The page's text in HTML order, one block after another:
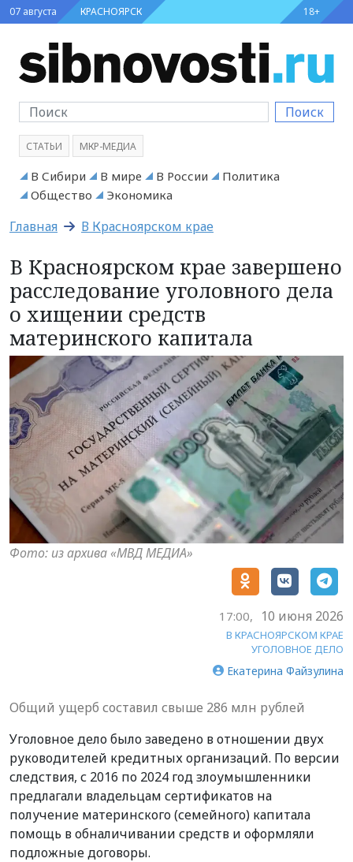
07 августа КРАСНОЯРСК 18+
Поиск
СТАТЬИ МКР-МЕДИА
В Сибири В мире В России
Политика
Общество
Экономика
Главная В Красноярском крае
В Красноярском крае завершено
расследование уголовного дела
о хищении средств
материнского капитала
Фото: из архива «МВД МЕДИА»
17:00, 10 июня 2026
В КРАСНОЯРСКОМ КРАЕ
УГОЛОВНОЕ ДЕЛО
Екатерина Файзулина
Общий ущерб составил свыше 286 млн рублей
Уголовное дело было заведено в отношении двух
руководителей кредитных организаций. По версии
следствия, с 2016 по 2024 год злоумышленники
предлагали владельцам сертификатов на
получение материнского (семейного) капитала
помощь в обналичивании средств и оформляли
подложные договоры.